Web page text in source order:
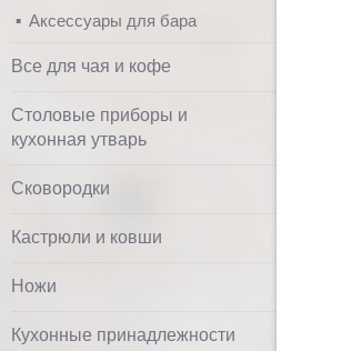
Аксессуары для бара
Все для чая и кофе
Столовые приборы и
кухонная утварь
Сковородки
Кастрюли и ковши
Ножи
Кухонные принадлежности